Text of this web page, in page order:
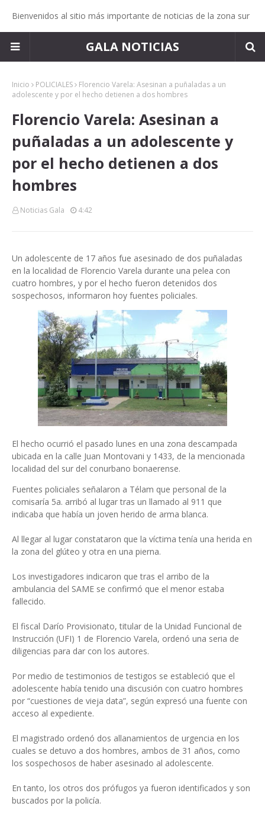
Bienvenidos al sitio más importante de noticias de la zona sur
GALA NOTICIAS
Inicio POLICIALES
Florencio Varela: Asesinan a puñaladas a un
adolescente y por el hecho detienen a dos hombres
Florencio Varela: Asesinan a
puñaladas a un adolescente y
por el hecho detienen a dos
hombres
Noticias Gala 4:42
Un adolescente de 17 años fue asesinado de dos puñaladas
en la localidad de Florencio Varela durante una pelea con
cuatro hombres, y por el hecho fueron detenidos dos
sospechosos, informaron hoy fuentes policiales.
El hecho ocurrió el pasado lunes en una zona descampada
ubicada en la calle Juan Montovani y 1433, de la mencionada
localidad del sur del conurbano bonaerense.
Fuentes policiales señalaron a Télam que personal de la
comisaría 5a. arribó al lugar tras un llamado al 911 que
indicaba que había un joven herido de arma blanca.
Al llegar al lugar constataron que la víctima tenía una herida en
la zona del glúteo y otra en una pierna.
Los investigadores indicaron que tras el arribo de la
ambulancia del SAME se confirmó que el menor estaba
fallecido.
El fiscal Darío Provisionato, titular de la Unidad Funcional de
Instrucción (UFI) 1 de Florencio Varela, ordenó una seria de
diligencias para dar con los autores.
Por medio de testimonios de testigos se estableció que el
adolescente había tenido una discusión con cuatro hombres
por “cuestiones de vieja data”, según expresó una fuente con
acceso al expediente.
El magistrado ordenó dos allanamientos de urgencia en los
cuales se detuvo a dos hombres, ambos de 31 años, como
los sospechosos de haber asesinado al adolescente.
En tanto, los otros dos prófugos ya fueron identificados y son
buscados por la policía.